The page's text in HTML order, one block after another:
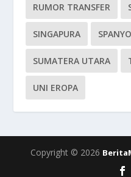
RUMOR TRANSFER
SINGAPURA
SUMATERA UTARA
UNI EROPA
Copyright © 2026